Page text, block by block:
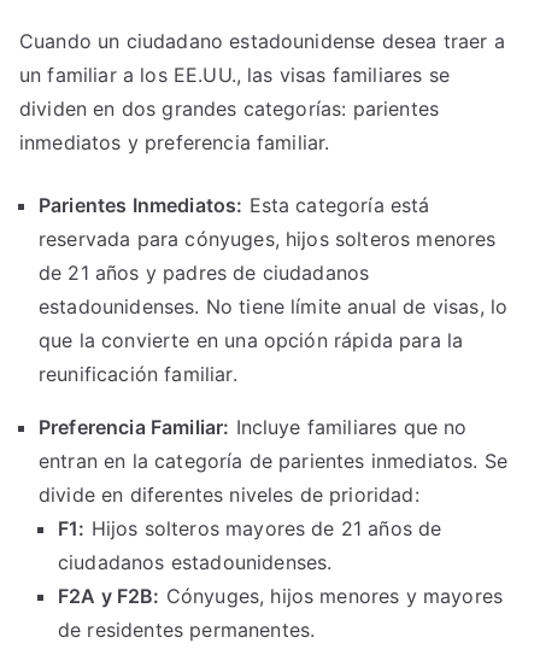
Cuando un ciudadano estadounidense desea traer a
un familiar a los EE.UU., las visas familiares se
dividen en dos grandes categorías: parientes
inmediatos y preferencia familiar.
Parientes Inmediatos: Esta categoría está
reservada para cónyuges, hijos solteros menores
de 21 años y padres de ciudadanos
estadounidenses. No tiene límite anual de visas, lo
que la convierte en una opción rápida para la
reunificación familiar.
Preferencia Familiar: Incluye familiares que no
entran en la categoría de parientes inmediatos. Se
divide en diferentes niveles de prioridad:
F1: Hijos solteros mayores de 21 años de
ciudadanos estadounidenses.
F2A y F2B: Cónyuges, hijos menores y mayores
de residentes permanentes.